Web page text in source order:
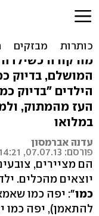
"בדיוק
מה קורה כשילדה
המושלם, בדיוק
הילדים "בדיוק
העז מהמתוק,
במלואו
עדנה אברמסון
פורסם: 07.07.13, 14:21
הם מציירים,
יוצאים מהכלים.
כמו
להתאמן), יפה כמו